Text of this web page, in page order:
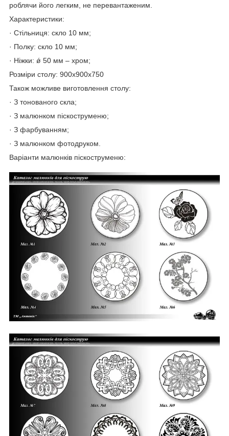
роблячи його легким, не перевантаженим.
Характеристики:
· Стільниця: скло 10 мм;
· Полку: скло 10 мм;
· Ніжки: ǿ 50 мм – хром;
Розміри столу: 900х900х750
Також можливе виготовлення столу:
· З тонованого скла;
· З малюнком піскоструменю;
· З фарбуванням;
· З малюнком фотодруком.
Варіанти малюнків піскоструменю: